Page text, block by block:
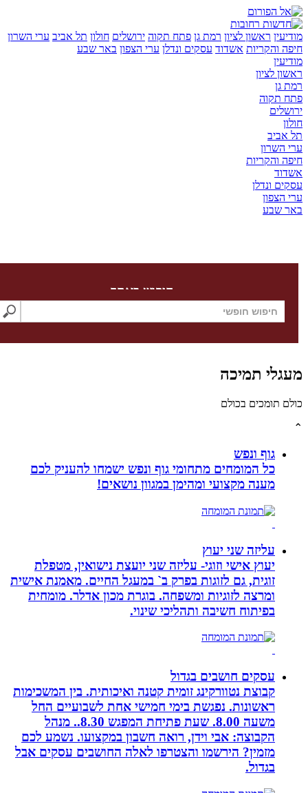
ראשון לציון רמת גן פתח תקוה ירושלים חולון תל אביב ערי השרון
אשדוד עסקים ונדלן ערי הצפון באר שבע
לציון
ונדלן
חיפוש באתר
תמיכה
בכולם
גוף ונפש
כל המומחים מתחומי גוף ונפש ישמחו להעניק לכם
מענה מקצועי ומהימן במגוון נושאים!
עליזה שני יעוץ
יעוץ אישי וזוגי- עליזה שני יועצת נישואין, מטפלת
זוגית, גם לזוגות בפרק ב` במעגל החיים. מאמנת אישית
ומרצה לזוגיות ומשפחה. בוגרת מכון אדלר. מומחית
בפיתוח חשיבה ותהליכי שינוי.
עסקים חושבים בגדול
קבוצת נטוורקינג זומית קטנה ואיכותית. בין המשכימות
ראשונות. נפגשת בימי חמישי אחת לשבועיים החל
משעה 8.00. שעת פתיחת המפגש 8.30.. מנהל
הקבוצה: אבי וידן, רואה חשבון במקצועו. נשמע לכם
מזמין? הירשמו והצטרפו לאלה החושבים עסקים אבל
בגדול.